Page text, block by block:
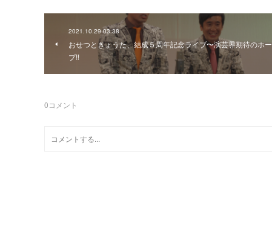
2021.10.29 03:38
おせつときょうた、結成５周年記念ライブ〜演芸界期待のホー
プ!!
0コメント